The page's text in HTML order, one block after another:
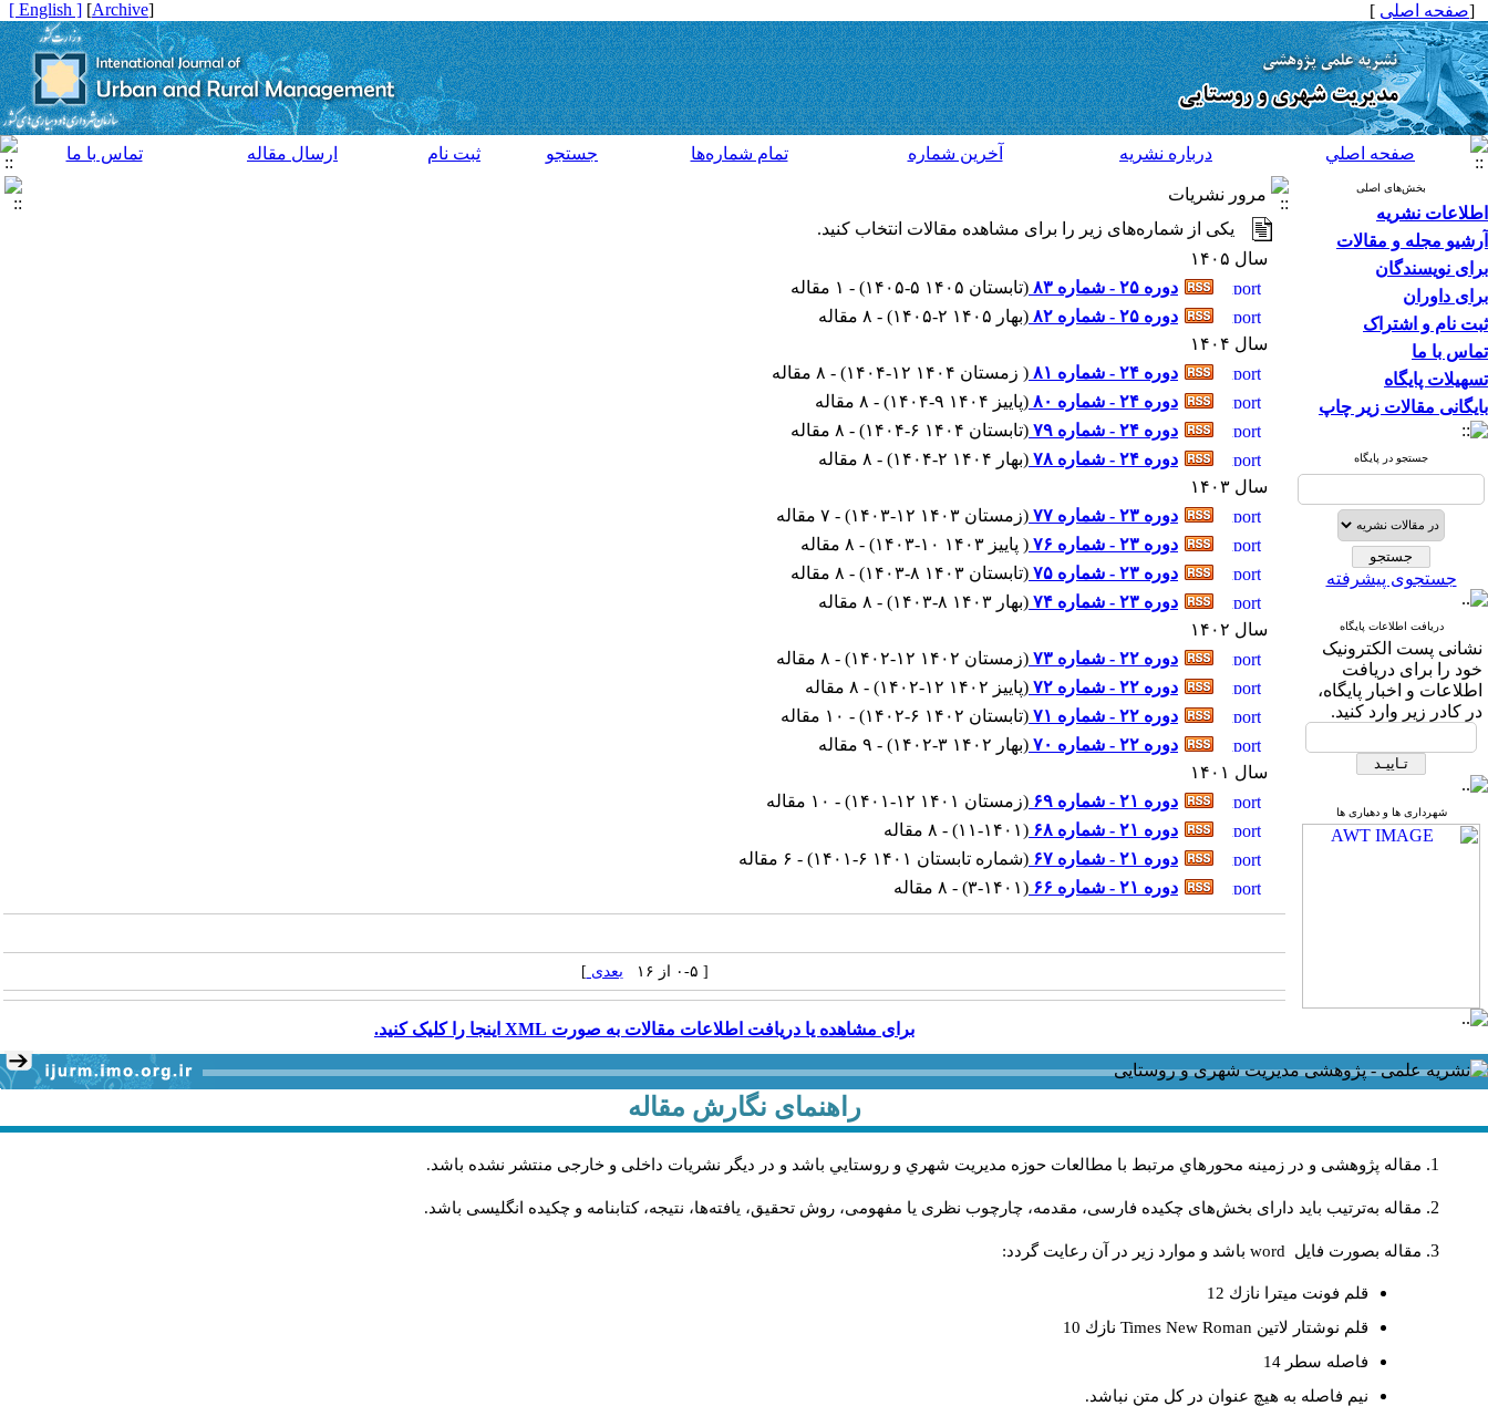
[صفحه اصلی ]
[
Archive
]
[ English ]
صفحه اصلي درباره نشريه آخرين شماره تمام شماره‌ها جستجو ثبت نام ارسال مقاله تماس با ما
بخش‌های اصلی
اطلاعات نشریه
آرشیو مجله و مقالات
برای نویسندگان
برای داوران
ثبت نام و اشتراک
تماس با ما
تسهیلات پایگاه
بایگانی مقالات زیر چاپ
جستجو در پایگاه
جستجوی پیشرفته
دریافت اطلاعات پایگاه
نشانی پست الکترونیک
خود را برای دریافت
اطلاعات و اخبار پایگاه،
در کادر زیر وارد کنید.
شهرداری ها و دهیاری ها
مرور نشریات
یکی از شماره‌های زیر را برای مشاهده مقالات انتخاب کنید.
سال ۱۴۰۵
دوره ۲۵ - شماره ۸۳
(تابستان ۱۴۰۵ ۵-۱۴۰۵
) - ۱ مقاله
دوره ۲۵ - شماره ۸۲
(بهار ۱۴۰۵ ۲-۱۴۰۵
) - ۸ مقاله
سال ۱۴۰۴
دوره ۲۴ - شماره ۸۱
( زمستان ۱۴۰۴ ۱۲-۱۴۰۴
) - ۸ مقاله
دوره ۲۴ - شماره ۸۰
(پاییز ۱۴۰۴ ۹-۱۴۰۴
) - ۸ مقاله
دوره ۲۴ - شماره ۷۹
(تابستان ۱۴۰۴ ۶-۱۴۰۴
) - ۸ مقاله
دوره ۲۴ - شماره ۷۸
(بهار ۱۴۰۴ ۲-۱۴۰۴
) - ۸ مقاله
سال ۱۴۰۳
دوره ۲۳ - شماره ۷۷
(زمستان ۱۴۰۳ ۱۲-۱۴۰۳
) - ۷ مقاله
دوره ۲۳ - شماره ۷۶
( پاییز ۱۴۰۳ ۱۰-۱۴۰۳
) - ۸ مقاله
دوره ۲۳ - شماره ۷۵
(تابستان ۱۴۰۳ ۸-۱۴۰۳
) - ۸ مقاله
دوره ۲۳ - شماره ۷۴
(بهار ۱۴۰۳ ۸-۱۴۰۳
) - ۸ مقاله
سال ۱۴۰۲
دوره ۲۲ - شماره ۷۳
(زمستان ۱۴۰۲ ۱۲-۱۴۰۲
) - ۸ مقاله
دوره ۲۲ - شماره ۷۲
(پاییز ۱۴۰۲ ۱۲-۱۴۰۲
) - ۸ مقاله
دوره ۲۲ - شماره ۷۱
(تابستان ۱۴۰۲ ۶-۱۴۰۲
) - ۱۰ مقاله
دوره ۲۲ - شماره ۷۰
(بهار ۱۴۰۲ ۳-۱۴۰۲
) - ۹ مقاله
سال ۱۴۰۱
دوره ۲۱ - شماره ۶۹
(زمستان ۱۴۰۱ ۱۲-۱۴۰۱
) - ۱۰ مقاله
دوره ۲۱ - شماره ۶۸
(۱۱-۱۴۰۱) - ۸ مقاله
دوره ۲۱ - شماره ۶۷
(شماره تابستان ۱۴۰۱ ۶-۱۴۰۱
) - ۶ مقاله
دوره ۲۱ - شماره ۶۶
(۳-۱۴۰۱) - ۸ مقاله
[ ۰-۵ از ۱۶ بعدی ]
برای مشاهده یا دریافت اطلاعات مقالات به صورت XML اینجا را کلیک کنید.
راهنمای نگارش مقاله
مقاله پژوهشی و در زمینه محورهاي مرتبط با مطالعات حوزه مديريت شهري و روستايي باشد و در دیگر نشریات داخلی و خارجی منتشر نشده باشد.
مقاله به‌ترتیب باید دارای بخش‌های چکیده فارسی، مقدمه، چارچوب نظری یا مفهومی، روش تحقیق، یافته‌ها، نتیجه، کتابنامه و چکیده انگلیسی باشد.
مقاله بصورت فايل word باشد و موارد زير در آن رعايت گردد:
قلم فونت ميترا نازك 12
قلم نوشتار لاتين Times New Roman نازك 10
فاصله سطر 14
نيم فاصله به هيچ عنوان در كل متن نباشد.